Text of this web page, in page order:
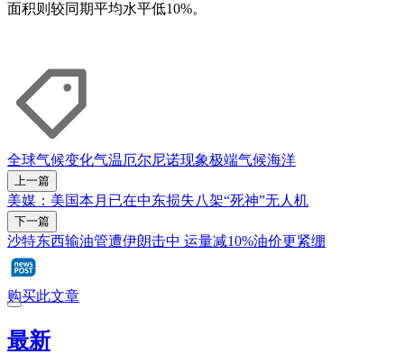
面积则较同期平均水平低10%。
全球气候变化气温厄尔尼诺现象极端气候海洋
上一篇
美媒：美国本月已在中东损失八架“死神”无人机
下一篇
沙特东西输油管遭伊朗击中 运量减10%油价更紧绷
购买此文章
最新